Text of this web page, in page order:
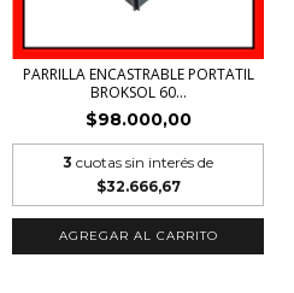
PARRILLA ENCASTRABLE PORTATIL
BROKSOL 60...
$98.000,00
3 cuotas sin interés de
$32.666,67
AGREGAR AL CARRITO